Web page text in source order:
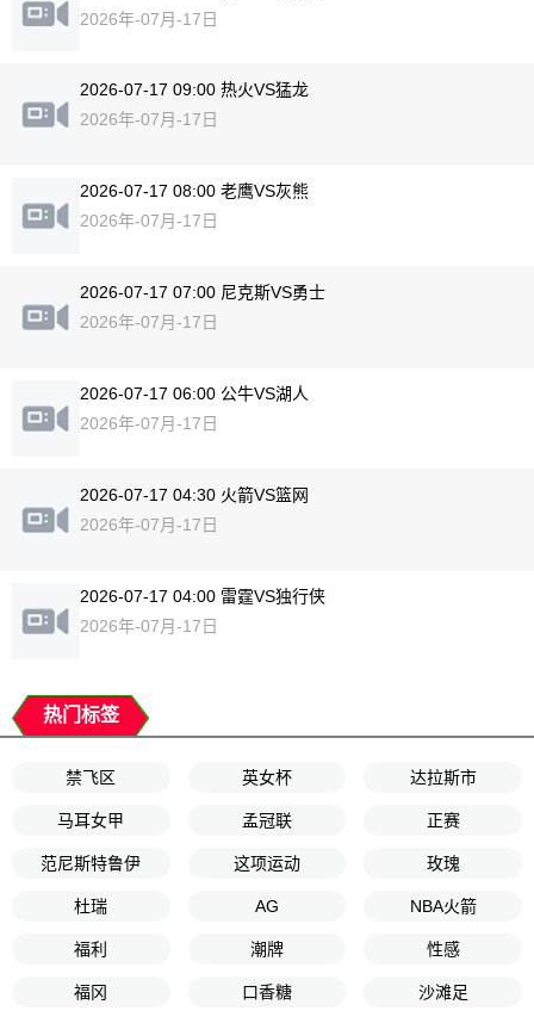
2026年-07月-17日
2026-07-17 09:00 热火VS猛龙
2026年-07月-17日
2026-07-17 08:00 老鹰VS灰熊
2026年-07月-17日
2026-07-17 07:00 尼克斯VS勇士
2026年-07月-17日
2026-07-17 06:00 公牛VS湖人
2026年-07月-17日
2026-07-17 04:30 火箭VS篮网
2026年-07月-17日
2026-07-17 04:00 雷霆VS独行侠
2026年-07月-17日
热门标签
禁飞区 英女杯 达拉斯市
马耳女甲 孟冠联 正赛
范尼斯特鲁伊 这项运动 玫瑰
杜瑞 AG NBA火箭
福利 潮牌 性感
福冈 口香糖 沙滩足